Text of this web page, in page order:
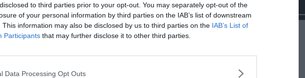
to third parties prior to your opt-out. You may separately opt-out of the
of your personal information by third parties on the IAB’s list of downstream
This information may also be disclosed by us to third parties on the IAB’s List of
Participants that may further disclose it to other third parties.
Data Processing Opt Outs